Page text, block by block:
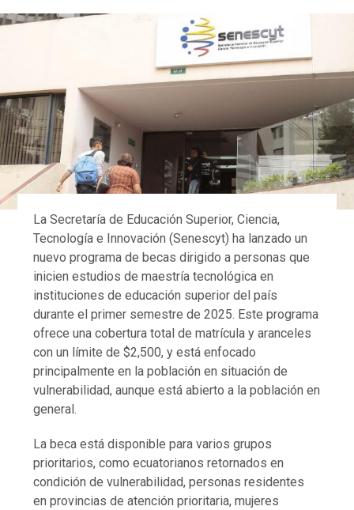
La Secretaría de Educación Superior, Ciencia,
Tecnología e Innovación (Senescyt) ha lanzado un
nuevo programa de becas dirigido a personas que
inicien estudios de maestría tecnológica en
instituciones de educación superior del país
durante el primer semestre de 2025. Este programa
ofrece una cobertura total de matrícula y aranceles
con un límite de $2,500, y está enfocado
principalmente en la población en situación de
vulnerabilidad, aunque está abierto a la población en
general.
La beca está disponible para varios grupos
prioritarios, como ecuatorianos retornados en
condición de vulnerabilidad, personas residentes
en provincias de atención prioritaria, mujeres